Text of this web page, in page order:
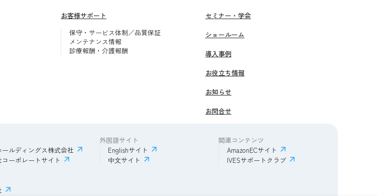
お客様サポート
保守・サービス体制／品質保証
メンテナンス情報
診療報酬・介護報酬
セミナー・学会
ショールーム
導入事例
お役立ち情報
お知らせ
お問合せ
ルディングス株式会社
ーポレートサイト
外国語サイト
Englishサイト
中文サイト
関連コンテンツ
AmazonECサイト
IVESサポートクラブ